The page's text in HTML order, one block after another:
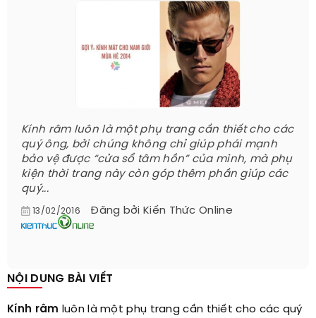
Kính râm luôn là một phụ trang cần thiết cho các
quý ông, bởi chúng không chỉ giúp phái mạnh
bảo vệ được “cửa sổ tâm hồn” của mình, mà phụ
kiện thời trang này còn góp thêm phần giúp các
quý...
13/02/2016 Đăng bởi Kiến Thức Online
NỘI DUNG BÀI VIẾT
Kính râm luôn là một phụ trang cần thiết cho các quý